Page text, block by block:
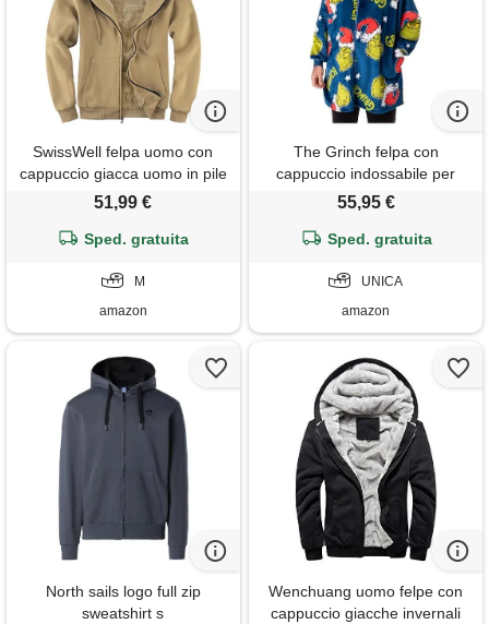
SwissWell felpa uomo con
cappuccio giacca uomo in pile
caldo felpa invernale hoodie
con zip marrone chiaro m
51,99 €
Sped. gratuita
M
amazon
The Grinch felpa con
cappuccio indossabile per
adulti | pullover con cappuccio
in pile con zip per adulti in blu
con stampa del personaggio
casa foderato in sherpa con
tasche
55,95 €
Sped. gratuita
UNICA
amazon
North sails logo full zip
sweatshirt s
Wenchuang uomo felpe con
cappuccio giacche invernali